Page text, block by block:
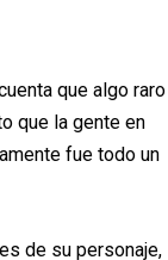
que algo raro
que la gente en
fue todo un
de su personaje,